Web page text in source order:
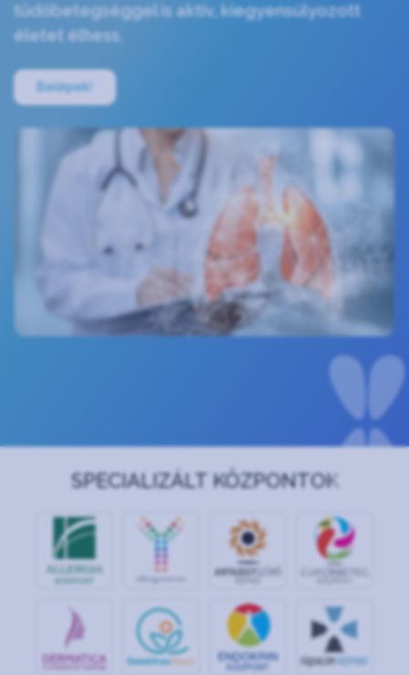
tüdőbetegséggel is aktív, kiegyensúlyozott
életet élhess.
Belépek!
SPECIALIZÁLT KÖZPONTOK